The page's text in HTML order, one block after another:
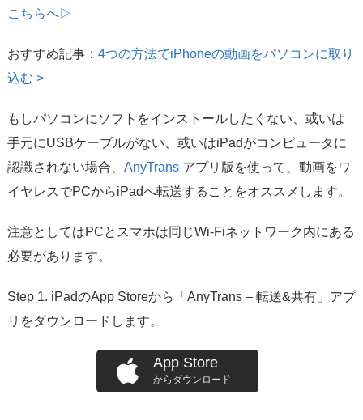
こちらへ▷
おすすめ記事： 4つの方法でiPhoneの動画をパソコンに取り
込む >
もしパソコンにソフトをインストールしたくない、或いは
手元にUSBケーブルがない、或いはiPadがコンピュータに
認識されない場合、 AnyTrans アプリ版を使って、動画をワ
イヤレスでPCからiPadへ転送することをオススメします。
注意としてはPCとスマホは同じWi-Fiネットワーク内にある
必要があります。
Step 1. iPadのApp Storeから「AnyTrans – 転送&共有」アプ
リをダウンロードします。
App Store
からダウンロード